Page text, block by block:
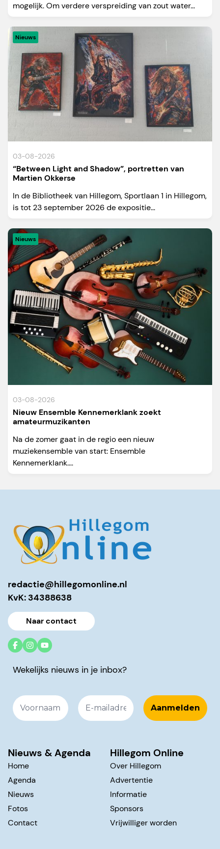
mogelijk. Om verdere verspreiding van zout water...
Nieuws
03-08-2026
“Between Light and Shadow”, portretten van
Martien Okkerse
In de Bibliotheek van Hillegom, Sportlaan 1 in Hillegom,
is tot 23 september 2026 de expositie...
Nieuws
03-08-2026
Nieuw Ensemble Kennemerklank zoekt
amateurmuzikanten
Na de zomer gaat in de regio een nieuw
muziekensemble van start: Ensemble
Kennemerklank....
redactie@hillegomonline.nl
KvK: 34388638
Naar contact
Wekelijks nieuws in je inbox?
Nieuws & Agenda
Home
Agenda
Nieuws
Fotos
Contact
Hillegom Online
Over Hillegom
Advertentie
Informatie
Sponsors
Vrijwilliger worden